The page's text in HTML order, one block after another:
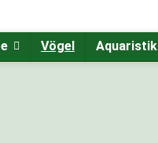
Vögel Aquaristik